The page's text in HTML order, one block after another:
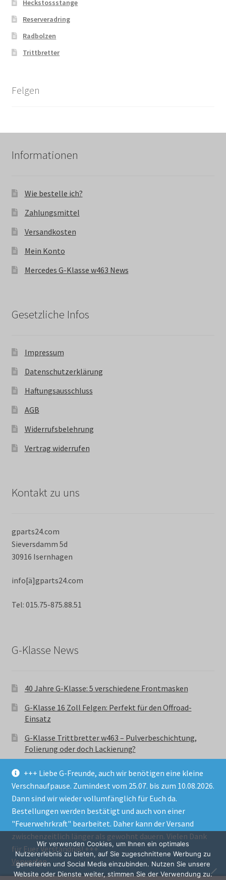
+++ Liebe G-Freunde, auch wir benötigen eine kleine
Verschnaufpause. Zumindest vom 25.07. bis zum 10.08.2026.
Dann sind wir wieder vollumfänglich für Euch da.
Bestellungen werden bestätigt und auch von einer
"Feuerwehrkraft" bearbeitet. Daher kann der Versand
zwischenzeitlich länger als gewohnt dauern. Vielen Dank
für Euer Verständnis! +++
Verwerfen
Heckstossstange
Reserveradring
Radbolzen
Trittbretter
Felgen
Informationen
Wie bestelle ich?
Zahlungsmittel
Versandkosten
Mein Konto
Mercedes G-Klasse w463 News
Gesetzliche Infos
Impressum
Datenschutzerklärung
Haftungsausschluss
AGB
Widerrufsbelehrung
Vertrag widerrufen
Kontakt zu uns
gparts24.com
Sieversdamm 5d
30916 Isernhagen
info[ä]gparts24.com
Tel: 015.75-875.88.51
G-Klasse News
40 Jahre G-Klasse: 5 verschiedene Frontmasken
G-Klasse 16 Zoll Felgen: Perfekt für den Offroad-
Einsatz
G-Klasse Trittbretter w463 – Pulverbeschichtung,
Folierung oder doch Lackierung?
© GParts24 - G-Klasse w463 Trittbretter, Felgen,
Ersatzteile & Zubebehör.
Datenschutzerklärung
Alle Preise inkl. der gesetzlichen MwSt.
Wir verwenden Cookies, um Ihnen ein optimales
Nutzererlebnis zu bieten, auf Sie zugeschnittene Werbung zu
generieren und Social Media einzubinden. Nutzen Sie unsere
Website oder Dienste weiter, stimmen Sie der Verwendung zu.